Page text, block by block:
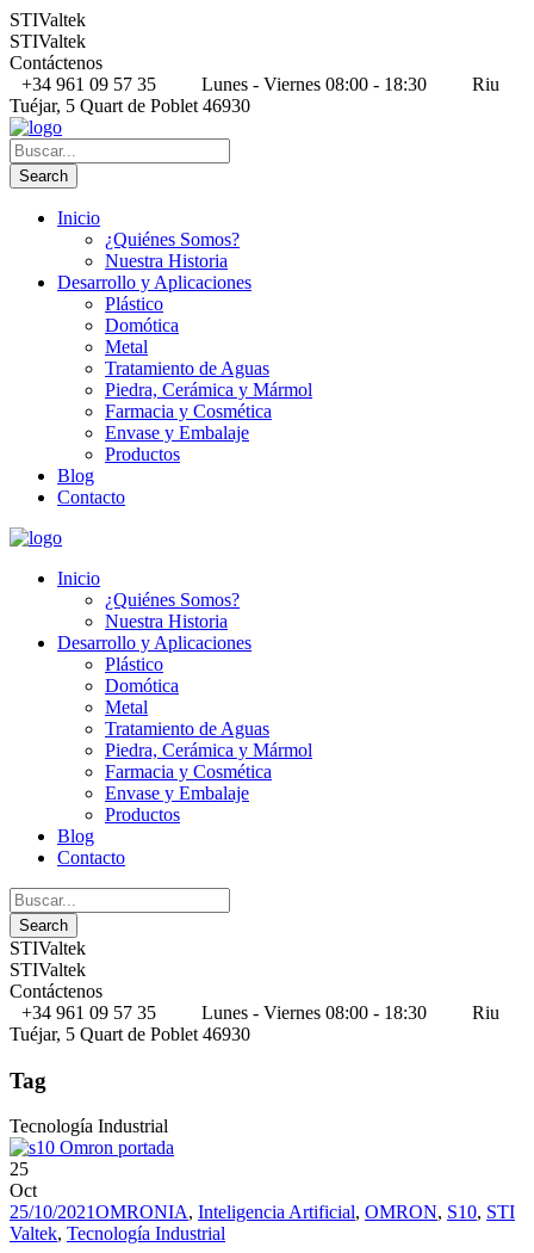
STIValtek
STIValtek
Contáctenos
+34 961 09 57 35
Lunes - Viernes 08:00 - 18:30
Riu
Tuéjar, 5 Quart de Poblet 46930
Inicio
¿Quiénes Somos?
Nuestra Historia
Desarrollo y Aplicaciones
Plástico
Domótica
Metal
Tratamiento de Aguas
Piedra, Cerámica y Mármol
Farmacia y Cosmética
Envase y Embalaje
Productos
Blog
Contacto
Inicio
¿Quiénes Somos?
Nuestra Historia
Desarrollo y Aplicaciones
Plástico
Domótica
Metal
Tratamiento de Aguas
Piedra, Cerámica y Mármol
Farmacia y Cosmética
Envase y Embalaje
Productos
Blog
Contacto
STIValtek
STIValtek
Contáctenos
+34 961 09 57 35
Lunes - Viernes 08:00 - 18:30
Riu
Tuéjar, 5 Quart de Poblet 46930
Tag
Tecnología Industrial
25
Oct
25/10/2021OMRONIA, Inteligencia Artificial, OMRON, S10, STI
Valtek, Tecnología Industrial